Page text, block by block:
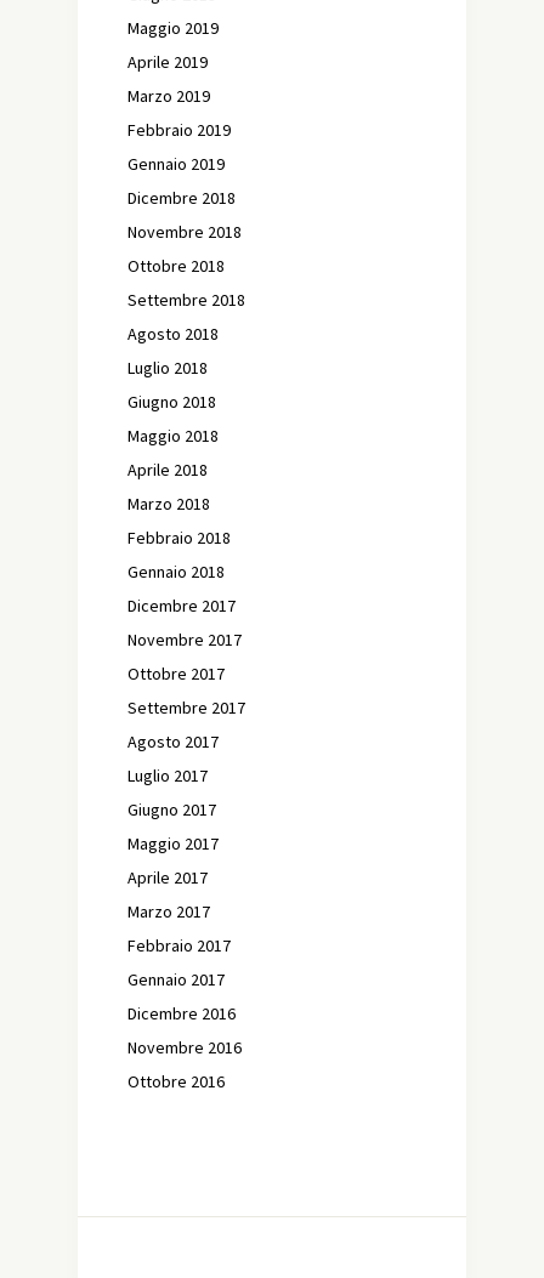
Maggio 2019
Aprile 2019
Marzo 2019
Febbraio 2019
Gennaio 2019
Dicembre 2018
Novembre 2018
Ottobre 2018
Settembre 2018
Agosto 2018
Luglio 2018
Giugno 2018
Maggio 2018
Aprile 2018
Marzo 2018
Febbraio 2018
Gennaio 2018
Dicembre 2017
Novembre 2017
Ottobre 2017
Settembre 2017
Agosto 2017
Luglio 2017
Giugno 2017
Maggio 2017
Aprile 2017
Marzo 2017
Febbraio 2017
Gennaio 2017
Dicembre 2016
Novembre 2016
Ottobre 2016